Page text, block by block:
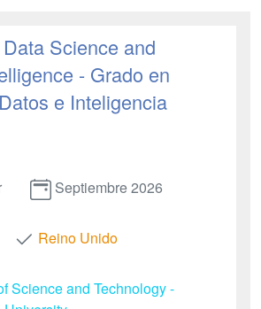
Science and
- Grado en
e Inteligencia
Septiembre 2026
Reino Unido
Science and Technology -